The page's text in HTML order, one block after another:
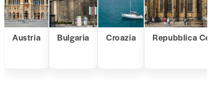
Austria Bulgaria Croazia Repubblica